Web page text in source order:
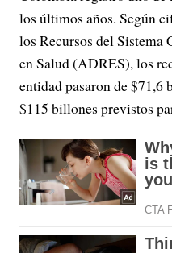
los últimos años. Según
los Recursos del Sistema
en Salud (ADRES), los
entidad pasaron de $71,6
$115 billones previstos